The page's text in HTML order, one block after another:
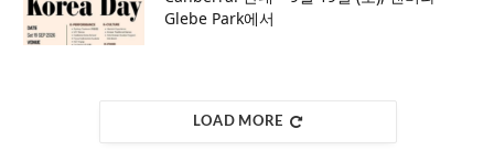
Glebe Park에서
LOAD MORE